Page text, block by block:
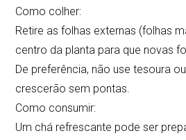
Como colher:
Retire as folhas externas (folhas
centro da planta para que novas
De preferência, não use tesoura
crescerão sem pontas.
Como consumir:
Um chá refrescante pode ser